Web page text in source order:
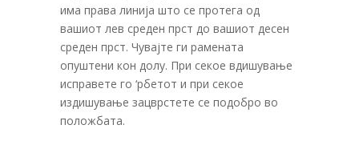
има права линија што се протега од
вашиот лев среден прст до вашиот десен
среден прст. Чувајте ги рамената
опуштени кон долу. При секое вдишување
исправете го ‘рбетот и при секое
издишување зацврстете се подобро во
положбата.